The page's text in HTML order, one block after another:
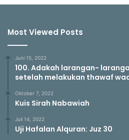
Most Viewed Posts
Juni 15, 2022
100. Adakah larangan-
setelah melakukan thawaf
Oktober 7, 2022
Kuis Sirah Nabawiah
Juli 14, 2022
Uji Hafalan Alquran: Juz 30